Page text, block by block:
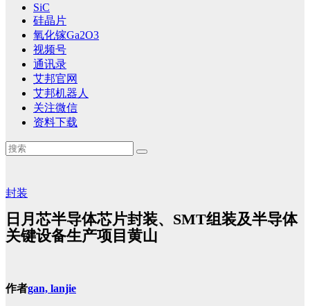
SiC
硅晶片
氧化镓Ga2O3
视频号
通讯录
艾邦官网
艾邦机器人
关注微信
资料下载
封装
日月芯半导体芯片封装、SMT组装及半导体
关键设备生产项目黄山
作者gan, lanjie